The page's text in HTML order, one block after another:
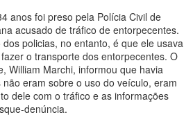
anos foi preso pela Polícia Civil de
acusado de tráfico de entorpecentes.
policias, no entanto, é que ele usava
o transporte dos entorpecentes. O
William Marchi, informou que havia
eram sobre o uso do veículo, eram
dele com o tráfico e as informações
denúncia.